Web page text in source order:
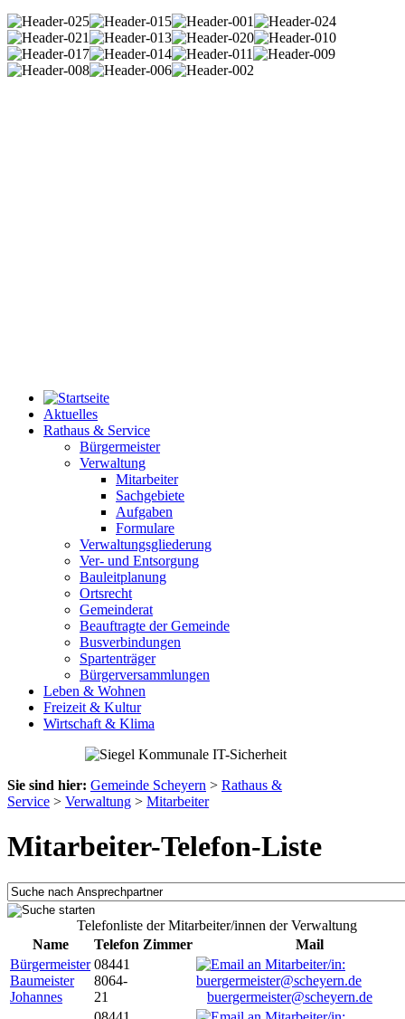
Aktuelles
Rathaus & Service
Bürgermeister
Verwaltung
Mitarbeiter
Sachgebiete
Aufgaben
Formulare
Verwaltungsgliederung
Ver- und Entsorgung
Bauleitplanung
Ortsrecht
Gemeinderat
Beauftragte der Gemeinde
Busverbindungen
Spartenträger
Bürgerversammlungen
Leben & Wohnen
Freizeit & Kultur
Wirtschaft & Klima
Sie sind hier: Gemeinde Scheyern > Rathaus &
Service > Verwaltung > Mitarbeiter
Mitarbeiter-Telefon-Liste
Telefonliste der Mitarbeiter/innen der Verwaltung
Name
Telefon Zimmer
Mail
Bürgermeister
Baumeister
Johannes
08441
8064-
21
buergermeister@scheyern.de